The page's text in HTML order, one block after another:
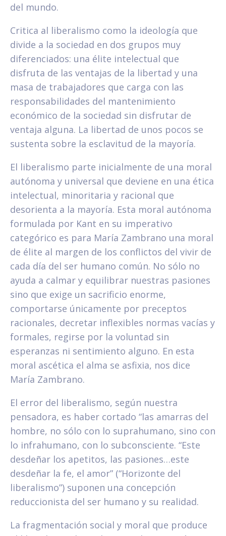
del mundo.
Critica al liberalismo como la ideología que
divide a la sociedad en dos grupos muy
diferenciados: una élite intelectual que
disfruta de las ventajas de la libertad y una
masa de trabajadores que carga con las
responsabilidades del mantenimiento
económico de la sociedad sin disfrutar de
ventaja alguna. La libertad de unos pocos se
sustenta sobre la esclavitud de la mayoría.
El liberalismo parte inicialmente de una moral
autónoma y universal que deviene en una ética
intelectual, minoritaria y racional que
desorienta a la mayoría. Esta moral autónoma
formulada por Kant en su imperativo
categórico es para María Zambrano una moral
de élite al margen de los conflictos del vivir de
cada día del ser humano común. No sólo no
ayuda a calmar y equilibrar nuestras pasiones
sino que exige un sacrificio enorme,
comportarse únicamente por preceptos
racionales, decretar inflexibles normas vacías y
formales, regirse por la voluntad sin
esperanzas ni sentimiento alguno. En esta
moral ascética el alma se asfixia, nos dice
María Zambrano.
El error del liberalismo, según nuestra
pensadora, es haber cortado “las amarras del
hombre, no sólo con lo suprahumano, sino con
lo infrahumano, con lo subconsciente. “Este
desdeñar los apetitos, las pasiones…este
desdeñar la fe, el amor” (“Horizonte del
liberalismo”) suponen una concepción
reduccionista del ser humano y su realidad.
La fragmentación social y moral que produce